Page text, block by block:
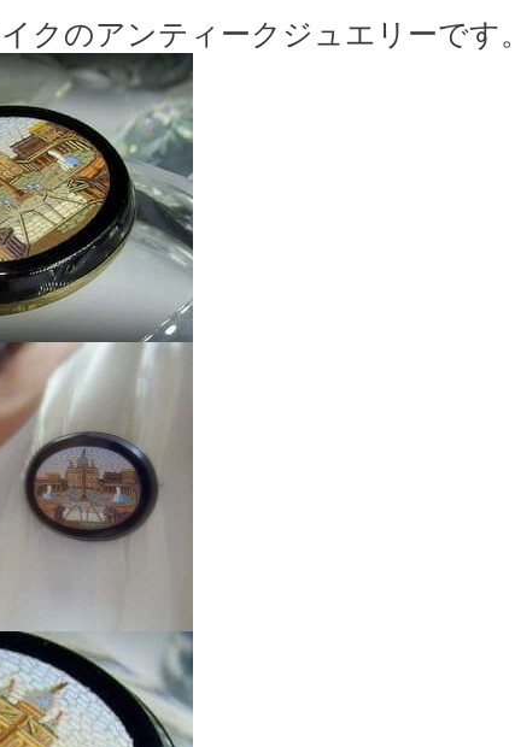
クのアンティークジュエリーです。